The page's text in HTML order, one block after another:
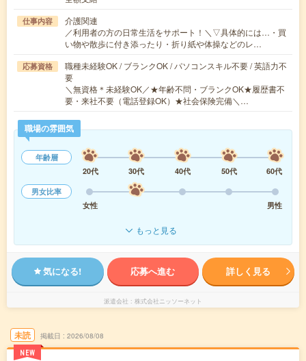
仕事内容
介護関連
／利用者の方の日常生活をサポート！＼▽具体的には…・買
い物や散歩に付き添ったり・折り紙や体操などのレ…
応募資格
職種未経験OK / ブランクOK / パソコンスキル不要 / 英語力不
要
＼無資格＊未経験OK／★年齢不問・ブランクOK★履歴書不
要・来社不要（電話登録OK）★社会保険完備＼…
職場の雰囲気
年齢層
20代
30代 40代 50代
60代
男女比率
女性
男性
もっと見る
気になる! 応募へ進む 詳しく見る
派遣会社 株式会社ニッソーネット
未読
NEW
掲載日 2026/08/08